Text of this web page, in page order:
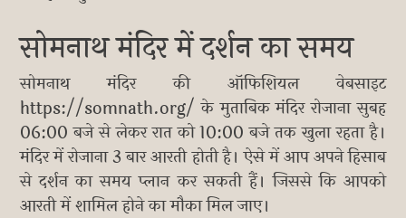
सोमनाथ मंदिर में दर्शन का समय
सोमनाथ मंदिर की ऑफिशियल वेबसाइट
https://somnath.org/ के मुताबिक मंदिर रोजाना सुबह
06:00 बजे से लेकर रात को 10:00 बजे तक खुला रहता है।
मंदिर में रोजाना 3 बार आरती होती है। ऐसे में आप अपने हिसाब
से दर्शन का समय प्लान कर सकती हैं। जिससे कि आपको
आरती में शामिल होने का मौका मिल जाए।